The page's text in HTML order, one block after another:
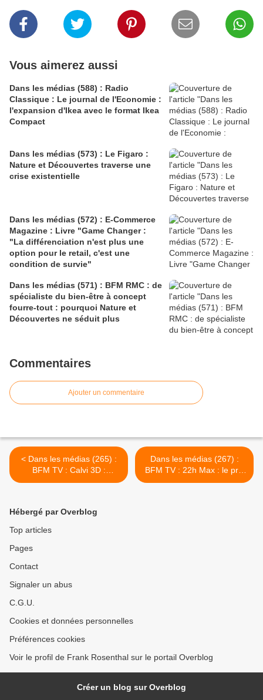
Vous aimerez aussi
Dans les médias (588) : Radio
Classique : Le journal de l'Economie :
l'expansion d'Ikea avec le format Ikea
Compact
Dans les médias (573) : Le Figaro :
Nature et Découvertes traverse une
crise existentielle
Dans les médias (572) : E-Commerce
Magazine : Livre "Game Changer :
"La différenciation n'est plus une
option pour le retail, c'est une
condition de survie"
Dans les médias (571) : BFM RMC : de
spécialiste du bien-être à concept
fourre-tout : pourquoi Nature et
Découvertes ne séduit plus
Commentaires
Ajouter un commentaire
< Dans les médias (265) :
BFM TV : Calvi 3D :
Pénuries : la grande
Dans les médias (267) :
BFM TV : 22h Max : le prix
du carburant et la grande
Hébergé par Overblog
Top articles
Pages
Contact
Signaler un abus
C.G.U.
Cookies et données personnelles
Préférences cookies
Voir le profil de Frank Rosenthal sur le portail Overblog
Créer un blog sur Overblog